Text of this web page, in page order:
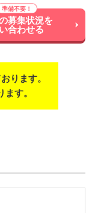
募集状況を
合わせる
ります。
す。